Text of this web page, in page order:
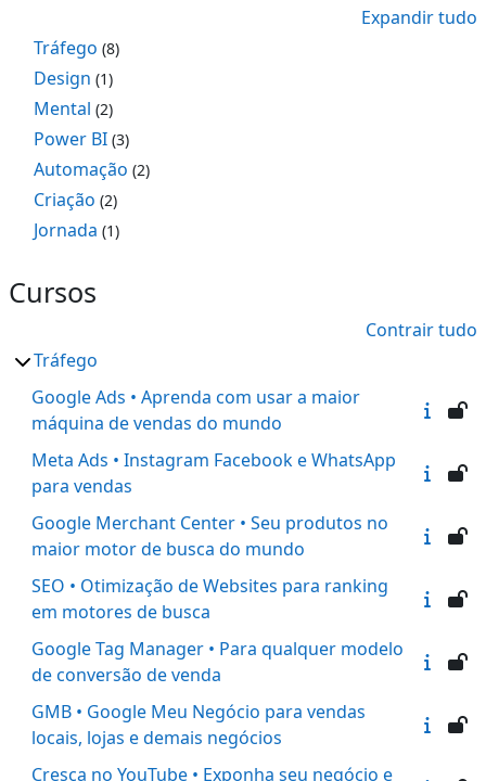
Expandir tudo
Tráfego (8)
Design (1)
Mental (2)
Power BI (3)
Automação (2)
Criação (2)
Jornada (1)
Cursos
Contrair tudo
Tráfego
Google Ads • Aprenda com usar a maior
máquina de vendas do mundo
Meta Ads • Instagram Facebook e WhatsApp
para vendas
Google Merchant Center • Seu produtos no
maior motor de busca do mundo
SEO • Otimização de Websites para ranking
em motores de busca
Google Tag Manager • Para qualquer modelo
de conversão de venda
GMB • Google Meu Negócio para vendas
locais, lojas e demais negócios
Cresça no YouTube • Exponha seu negócio e